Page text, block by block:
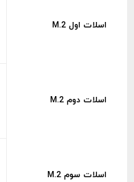
اسلات اول M.2
اسلات دوم M.2
اسلات سوم M.2